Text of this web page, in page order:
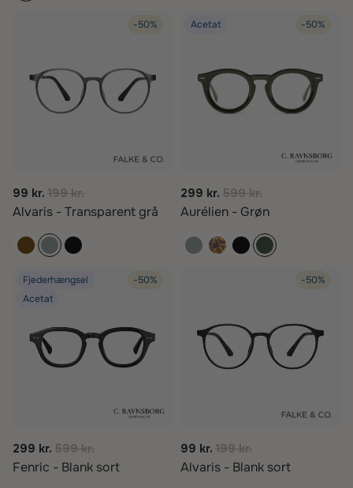
-50%
99 kr. 199 kr.
Alvaris - Transparent grå
Acetat -50%
299 kr. 599 kr.
Aurélien - Grøn
Fjederhængsel
Acetat
-50%
299 kr. 599 kr.
Fenric - Blank sort
-50%
99 kr. 199 kr.
Alvaris - Blank sort